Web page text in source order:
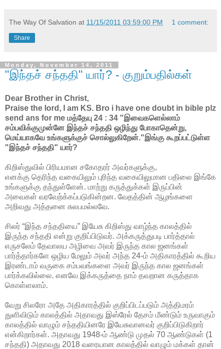
The Way Of Salvation at 11/15/2011 03:59:00 PM 1 comment:
Share
Monday, November 14, 2011
"இந்தச் சந்ததி" யார்? - குறும்பதில்கள்
Dear Brother in Christ,
Praise the lord, I am KS. Bro i have one doubt in bible plz
send ans for me மத்தேயு 24 : 34 "இவைகளெல்லாம்
சம்பவிக்குமுன்னே இந்தச் சந்ததி ஒழிந்து போகாதென்று,
மெய்யாகவே உங்களுக்குச் சொல்லுகிறேன்."இங்கு கூறப்பட்டுள்ள
"இந்தச் சந்ததி" யார்?
கிறிஸ்துவில் பிரியமான சகோதரர் அவர்களுக்கு,
எனக்கு தெரிந்த வகையிலும் புரிந்த வகையிலுமான பதிலை இங்கே
உங்களுக்கு தந்துள்ளேன். மாற்று கருத்துக்கள் இருப்பின்
அவைகள் வரவேற்க்கப்படுகின்றன. வேதத்தின் ஆழங்களை
அறிவது அத்தனை சுலபமல்லவே.
சிலர் “இந்த சந்ததியை” இயேசு கிறிஸ்து வாழ்ந்த காலத்தில்
இருந்த சந்ததி என்று குறிப்பிடுவர். அக்கருத்துபடி பார்த்தால்
எருசலேம் தேவாலய அழிவை அவர் இருந்த கால ஜனங்கள்
பார்த்தார்களே ஒழிய மேலும் அவர் அந்த 24-ம் அதிகாரத்தில் கூறிய
இரண்டாம் வருகை சம்பவங்களை அவர் இருந்த கால ஜனங்கள்
பார்க்கவில்லை. எனவே இக்கருத்தை நாம் தவறான கருத்தாக
கொள்ளலாம்.
வேறு சிலரோ அதே அதிகாரத்தில் குறிப்பிடப்படும் அத்திமரம்
துளிவிடும் காலத்தில் அதாவது இஸ்ரேல் தேசம் மீண்டும் உருவாகும்
காலத்தில் வாழும் சந்ததியினரே இயேசுவானவர் குறிப்பிடுகிறார்
என்கிறார்கள். அதாவது 1948-ம் ஆண்டு முதல் 70 ஆண்டுகள் (1
சந்ததி) அதாவது 2018 வரையான காலத்தில் வாழும் மக்கள் தான்